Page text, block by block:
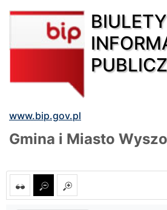
www.bip.gov.pl
Gmina i Miasto